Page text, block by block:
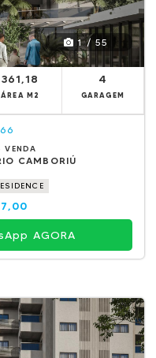
1 / 55
361,18
ÁREA M2
4
GARAGEM
VENDA
CAMBORIÚ
AGORA